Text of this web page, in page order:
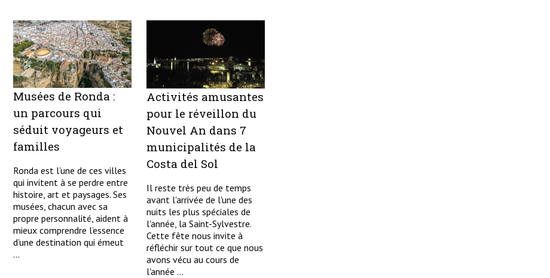
Musées de Ronda :
un parcours qui
séduit voyageurs et
familles
Ronda est l’une de ces villes
qui invitent à se perdre entre
histoire, art et paysages. Ses
musées, chacun avec sa
propre personnalité, aident à
mieux comprendre l’essence
d’une destination qui émeut
...
Activités amusantes
pour le réveillon du
Nouvel An dans 7
municipalités de la
Costa del Sol
Il reste très peu de temps
avant l'arrivée de l'une des
nuits les plus spéciales de
l'année, la Saint-Sylvestre.
Cette fête nous invite à
réfléchir sur tout ce que nous
avons vécu au cours de
l'année ...